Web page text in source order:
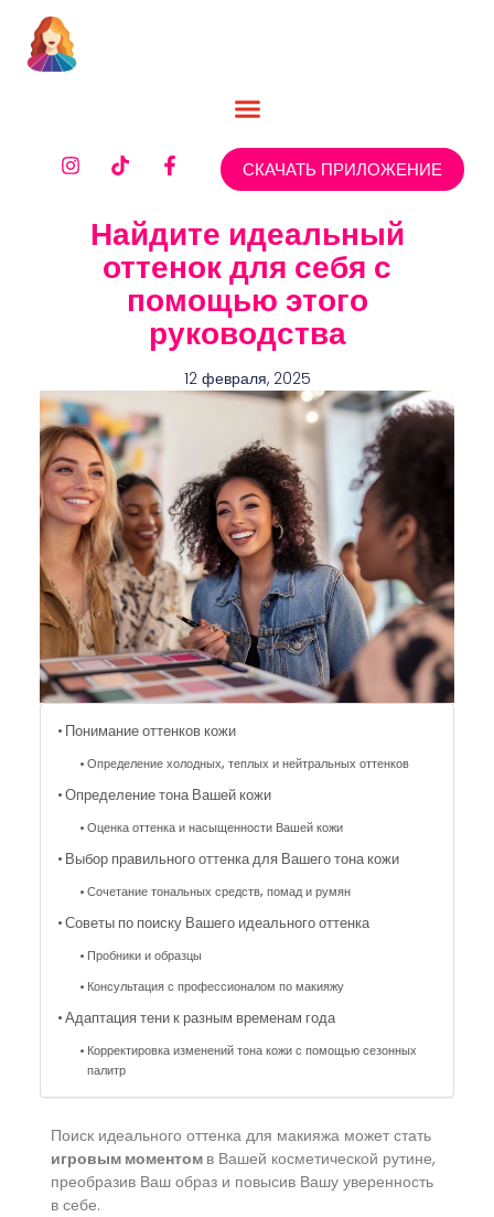
СКАЧАТЬ ПРИЛОЖЕНИЕ
Найдите идеальный
оттенок для себя с
помощью этого
руководства
12 февраля, 2025
Понимание оттенков кожи
Определение холодных, теплых и нейтральных оттенков
Определение тона Вашей кожи
Оценка оттенка и насыщенности Вашей кожи
Выбор правильного оттенка для Вашего тона кожи
Сочетание тональных средств, помад и румян
Советы по поиску Вашего идеального оттенка
Пробники и образцы
Консультация с профессионалом по макияжу
Адаптация тени к разным временам года
Корректировка изменений тона кожи с помощью сезонных
палитр
Поиск идеального оттенка для макияжа может стать
игровым моментом в Вашей косметической рутине,
преобразив Ваш образ и повысив Вашу уверенность
в себе.